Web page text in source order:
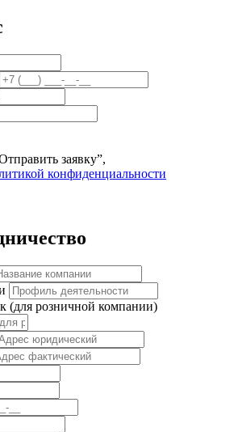
заявку”,
конфиденциальности
(для розничной компании)